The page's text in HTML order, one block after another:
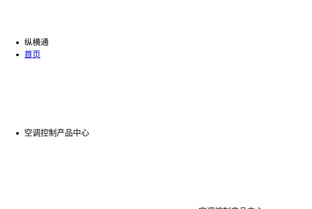
纵横通
首页
空调控制产品中心